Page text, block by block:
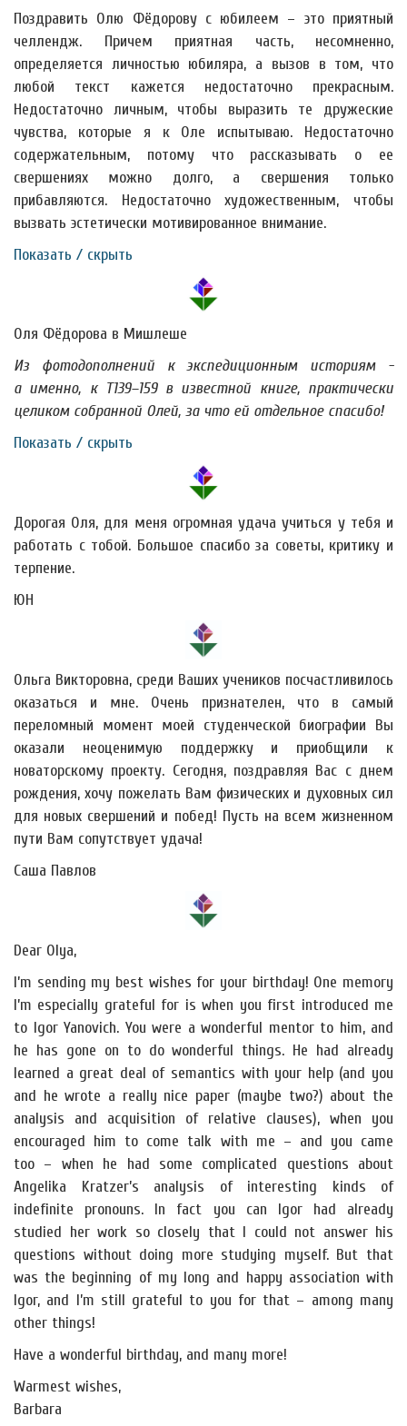
Поздравить Олю Фёдорову с юбилеем – это приятный
челлендж. Причем приятная часть, несомненно,
определяется личностью юбиляра, а вызов в том, что
любой текст кажется недостаточно прекрасным.
Недостаточно личным, чтобы выразить те дружеские
чувства, которые я к Оле испытываю. Недостаточно
содержательным, потому что рассказывать о ее
свершениях можно долго, а свершения только
прибавляются. Недостаточно художественным, чтобы
вызвать эстетически мотивированное внимание.
Показать / скрыть
Оля Фёдорова в Мишлеше
Из фотодополнений к экспедиционным историям -
а именно, к Т139–159 в известной книге, практически
целиком собранной Олей, за что ей отдельное спасибо!
Показать / скрыть
Дорогая Оля, для меня огромная удача учиться у тебя и
работать с тобой. Большое спасибо за советы, критику и
терпение.
ЮН
Ольга Викторовна, среди Ваших учеников посчастливилось
оказаться и мне. Очень признателен, что в самый
переломный момент моей студенческой биографии Вы
оказали неоценимую поддержку и приобщили к
новаторскому проекту. Сегодня, поздравляя Вас с днем
рождения, хочу пожелать Вам физических и духовных сил
для новых свершений и побед! Пусть на всем жизненном
пути Вам сопутствует удача!
Саша Павлов
Dear Olya,
I’m sending my best wishes for your birthday! One memory
I’m especially grateful for is when you first introduced me
to Igor Yanovich. You were a wonderful mentor to him, and
he has gone on to do wonderful things. He had already
learned a great deal of semantics with your help (and you
and he wrote a really nice paper (maybe two?) about the
analysis and acquisition of relative clauses), when you
encouraged him to come talk with me – and you came
too – when he had some complicated questions about
Angelika Kratzer’s analysis of interesting kinds of
indefinite pronouns. In fact you can Igor had already
studied her work so closely that I could not answer his
questions without doing more studying myself. But that
was the beginning of my long and happy association with
Igor, and I’m still grateful to you for that – among many
other things!
Have a wonderful birthday, and many more!
Warmest wishes,
Barbara